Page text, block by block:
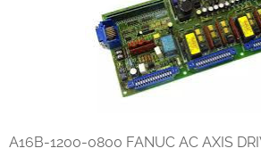
A16B-1200-0800 FANUC AC AXIS